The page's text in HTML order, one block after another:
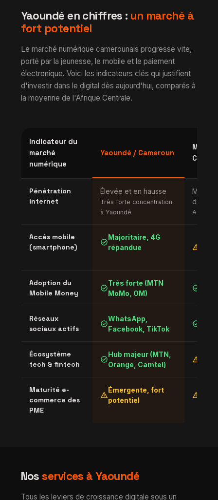
Yaoundé en chiffres : un marché à
fort potentiel
Le marché numérique camerounais progresse vite,
porté par la jeunesse, le mobile et le paiement
électronique. Voici les indicateurs clés qui justifient
d'investir dans le digital dès aujourd'hui, comparés à
la moyenne de l'Afrique Centrale.
Indicateur du
marché
numérique
Yaoundé / Cameroun
Pénétration
internet
Élevée et en hausse
Très forte concentration
à Yaoundé
Accès
Accès mobile
(smartphone)
check_circle
Majoritaire, 4G
répandue
warning
Adoption du
Mobile Money
check_circle
Très forte (MTN
MoMo, OM)
check_circle
Réseaux
sociaux actifs
check_circle
WhatsApp,
Facebook, TikTok
check_circle
Écosystème
tech & fintech
check_circle
Hub majeur (MTN,
Orange, Camtel)
warning
Maturité e-
commerce des
PME
warning
Émergente, fort
potentiel
warning
Nosservices à Yaoundé
Tous les leviers de croissance digitale sous un